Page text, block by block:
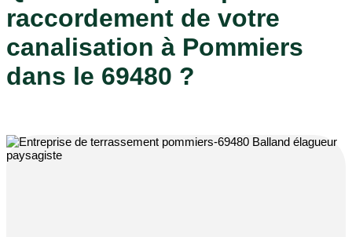
raccordement de votre
canalisation à Pommiers
dans le 69480 ?